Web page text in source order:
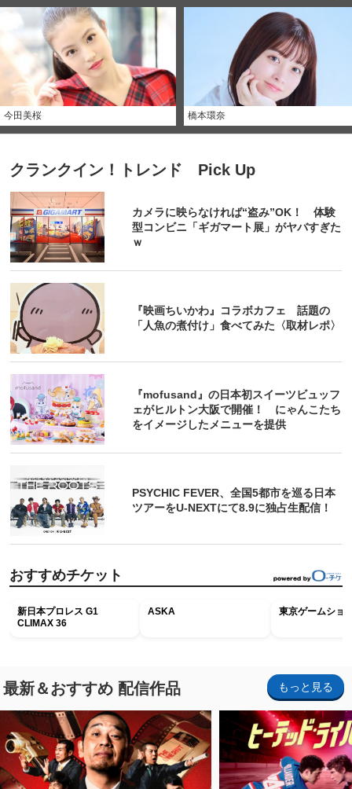
今田美桜 橋本環奈
クランクイン！トレンド Pick Up
カメラに映らなければ“盗み”OK！ 体験
型コンビニ「ギガマート展」がヤバすぎた
ｗ
『映画ちいかわ』コラボカフェ 話題の
「人魚の煮付け」食べてみた〈取材レポ〉
『mofusand』の日本初スイーツビュッフ
ェがヒルトン大阪で開催！ にゃんこたち
をイメージしたメニューを提供
PSYCHIC FEVER、全国5都市を巡る日本
ツアーをU‐NEXTにて8.9に独占生配信！
おすすめチケット
新日本プロレス G1
CLIMAX 36
ASKA 東京ゲームショ
最新＆おすすめ 配信作品 もっと見る